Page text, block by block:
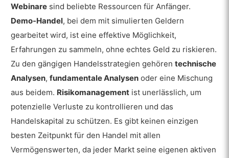
Webinare sind beliebte Ressourcen für Anfänger.
Demo-Handel, bei dem mit simulierten Geldern
gearbeitet wird, ist eine effektive Möglichkeit,
Erfahrungen zu sammeln, ohne echtes Geld zu riskieren.
Zu den gängigen Handelsstrategien gehörentechnische
Analysen,fundamentale Analysen oder eine Mischung
aus beidem. Risikomanagement ist unerlässlich, um
potenzielle Verluste zu kontrollieren und das
Handelskapital zu schützen. Es gibt keinen einzigen
besten Zeitpunkt für den Handel mit allen
Vermögenswerten, da jeder Markt seine eigenen aktiven